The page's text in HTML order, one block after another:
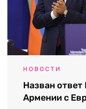
НОВОСТИ
Назван
Армении с